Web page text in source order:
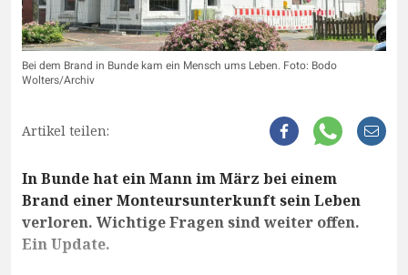
Bei dem Brand in Bunde kam ein Mensch ums Leben. Foto: Bodo
Wolters/Archiv
Artikel teilen:
In Bunde hat ein Mann im März bei einem
Brand einer Monteursunterkunft sein Leben
verloren. Wichtige Fragen sind weiter offen.
Ein Update.